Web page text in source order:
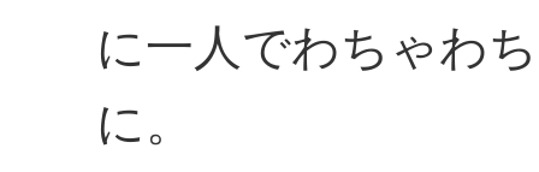
に一人でわちゃわ
に。